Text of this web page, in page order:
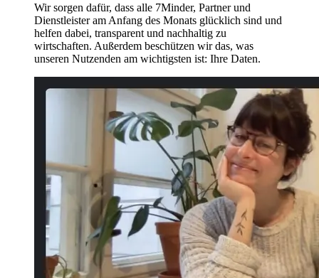
Wir sorgen dafür, dass alle 7Minder, Partner und
Dienstleister am Anfang des Monats glücklich sind und
helfen dabei, transparent und nachhaltig zu
wirtschaften. Außerdem beschützen wir das, was
unseren Nutzenden am wichtigsten ist: Ihre Daten.